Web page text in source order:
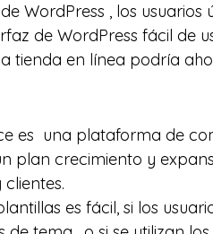
WordPress , los usuarios
de WordPress fácil de
tienda en línea podría
es  una plataforma de
plan crecimiento y
es fácil, si los